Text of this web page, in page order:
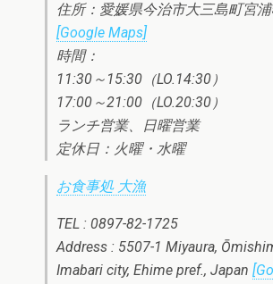
住所：愛媛県今治市大三島町宮浦
[Google Maps]
時間：
11:30～15:30（LO.14:30）
17:00～21:00（LO.20:30）
ランチ営業、日曜営業
定休日：火曜・水曜
お食事処 大漁
TEL : 0897-82-1725
Address : 5507-1 Miyaura,
Imabari city, Ehime pref., Japan